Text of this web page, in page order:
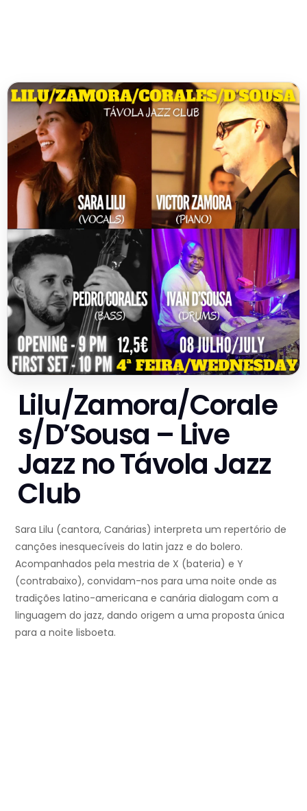
Lilu/Zamora/Corale
s/D’Sousa – Live
Jazz no Távola Jazz
Club
Sara Lilu (cantora, Canárias) interpreta um repertório de
canções inesquecíveis do latin jazz e do bolero.
Acompanhados pela mestria de X (bateria) e Y
(contrabaixo), convidam-nos para uma noite onde as
tradições latino-americana e canária dialogam com a
linguagem do jazz, dando origem a uma proposta única
para a noite lisboeta.